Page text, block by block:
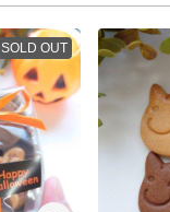
SOLD OUT